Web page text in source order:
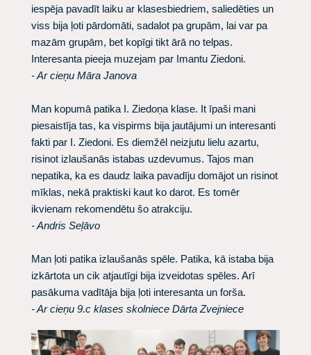
iespēja pavadīt laiku ar klasesbiedriem, saliedēties un
viss bija ļoti pārdomāti, sadalot pa grupām, lai var pa
mazām grupām, bet kopīgi tikt ārā no telpas.
Interesanta pieeja muzejam par Imantu Ziedoni.
- Ar cieņu Māra Janova
Man kopumā patika I. Ziedoņa klase. It īpaši mani
piesaistīja tas, ka vispirms bija jautājumi un interesanti
fakti par I. Ziedoni. Es diemžēl neizjutu lielu azartu,
risinot izlaušanās istabas uzdevumus. Tajos man
nepatika, ka es daudz laika pavadīju domājot un risinot
mīklas, nekā praktiski kaut ko darot. Es tomēr
ikvienam rekomendētu šo atrakciju.
- Andris Seļāvo
Man ļoti patika izlaušanās spēle. Patika, kā istaba bija
izkārtota un cik atjautīgi bija izveidotas spēles. Arī
pasākuma vadītāja bija ļoti interesanta un forša.
- Ar cieņu 9.c klases skolniece Dārta Zvejniece